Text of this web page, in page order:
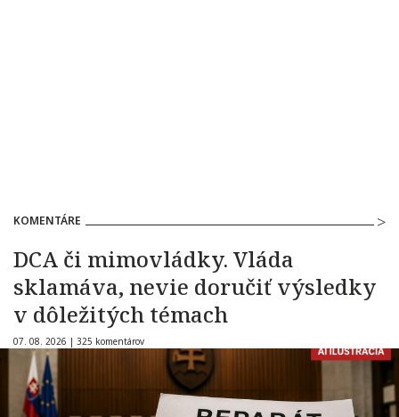
KOMENTÁRE
DCA či mimovládky. Vláda
sklamáva, nevie doručiť výsledky
v dôležitých témach
07. 08. 2026 | 325 komentárov